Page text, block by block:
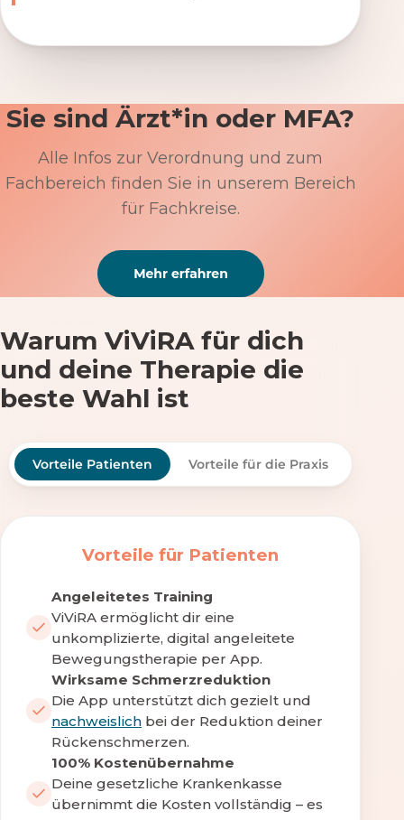
Sie sind Ärzt*in oder MFA?
Alle Infos zur Verordnung und zum
Fachbereich finden Sie in unserem Bereich
für Fachkreise.
Warum ViViRA für dich
und deine Therapie die
beste Wahl ist
Vorteile Patienten Vorteile für die Praxis
Vorteile für Patienten
Angeleitetes Training
ViViRA ermöglicht dir eine
unkomplizierte, digital angeleitete
Bewegungstherapie per App.
Wirksame Schmerzreduktion
Die App unterstützt dich gezielt und
nachweislich bei der Reduktion deiner
Rückenschmerzen.
100% Kostenübernahme
Deine gesetzliche Krankenkasse
übernimmt die Kosten vollständig – es